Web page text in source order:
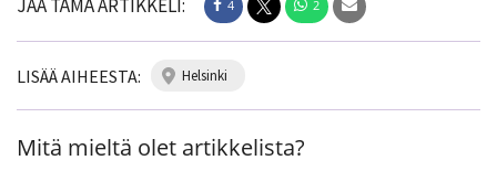
JAA TÄMÄ ARTIKKELI: 4 2
LISÄÄ AIHEESTA: helsinki
Mitä mieltä olet artikkelista?